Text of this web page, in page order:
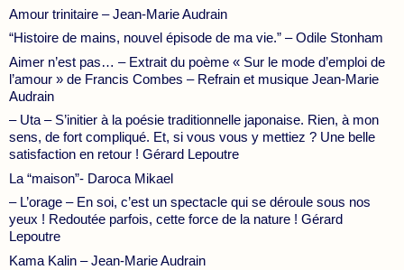
Amour trinitaire – Jean-Marie Audrain
“Histoire de mains, nouvel épisode de ma vie.” – Odile Stonham
Aimer n’est pas… – Extrait du poème « Sur le mode d’emploi de
l’amour » de Francis Combes – Refrain et musique Jean-Marie
Audrain
– Uta – S’initier à la poésie traditionnelle japonaise. Rien, à mon
sens, de fort compliqué. Et, si vous vous y mettiez ? Une belle
satisfaction en retour ! Gérard Lepoutre
La “maison”- Daroca Mikael
– L’orage – En soi, c’est un spectacle qui se déroule sous nos
yeux ! Redoutée parfois, cette force de la nature ! Gérard
Lepoutre
Kama Kalin – Jean-Marie Audrain